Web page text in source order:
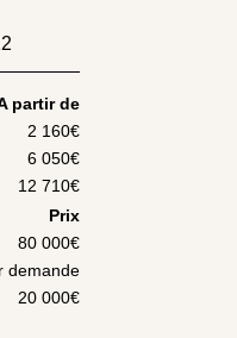
partir de
2 160€
6 050€
12 710€
Prix
80 000€
demande
20 000€